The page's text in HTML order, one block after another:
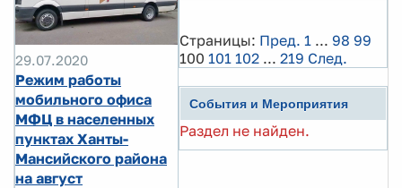
29.07.2020
Режим работы
мобильного офиса
МФЦ в населенных
пунктах Ханты-
Мансийского района
на август
Страницы: Пред. 1 ... 98 99
100 101 102 ... 219 След.
События и Мероприятия
Раздел не найден.